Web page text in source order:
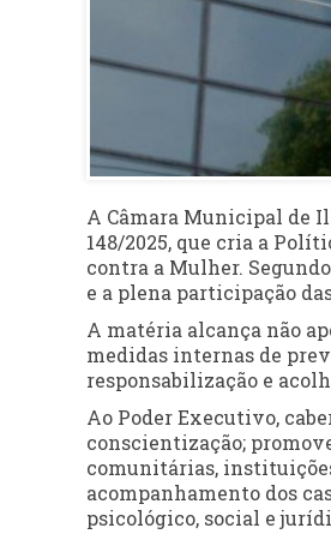
A Câmara Municipal de
148/2025, que cria a
contra a Mulher.
e a plena participação
A matéria alcança não
medidas internas de
responsabilização e
Ao Poder Executivo,
conscientização;
comunitárias,
acompanhamento dos
psicológico, social e